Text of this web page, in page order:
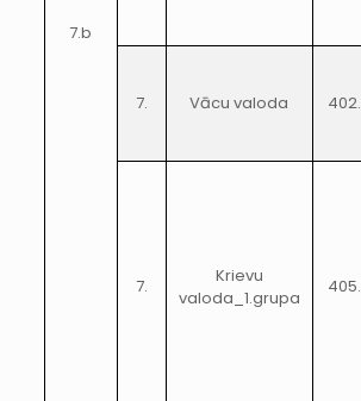
7.b
7. Vācu valoda 402.
7.
Krievu
valoda_1.grupa
405.